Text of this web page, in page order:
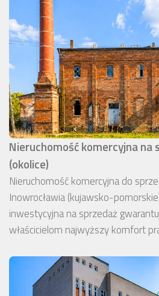
Nieruchomość komercyjna na
(okolice)
Nieruchomość komercyjna do
Inowrocławia (kujawsko-
inwestycyjna na sprzedaż
właścicielom najwyższy komfort